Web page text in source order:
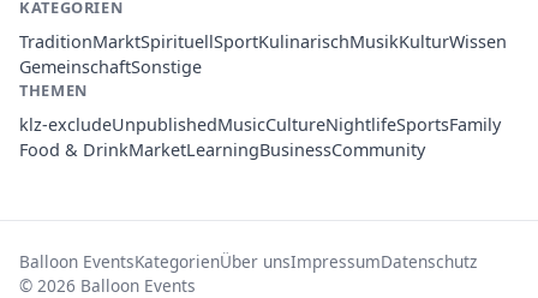
KATEGORIEN
TraditionMarktSpirituellSportKulinarischMusikKulturWissen
GemeinschaftSonstige
THEMEN
klz-excludeUnpublishedMusicCultureNightlifeSportsFamily
Food & DrinkMarketLearningBusinessCommunity
Balloon EventsKategorienÜber unsImpressumDatenschutz
© 2026 Balloon Events